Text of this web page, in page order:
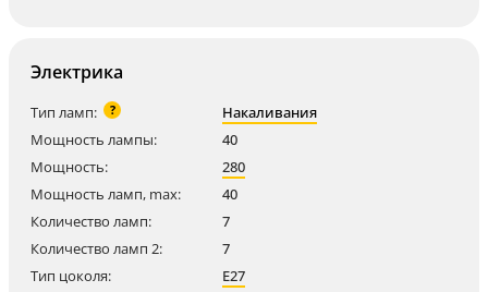
Электрика
Тип ламп: ?
Накаливания
Мощность лампы:
40
Мощность:
280
Мощность ламп, max:
40
Количество ламп:
7
Количество ламп 2:
7
Тип цоколя:
E27